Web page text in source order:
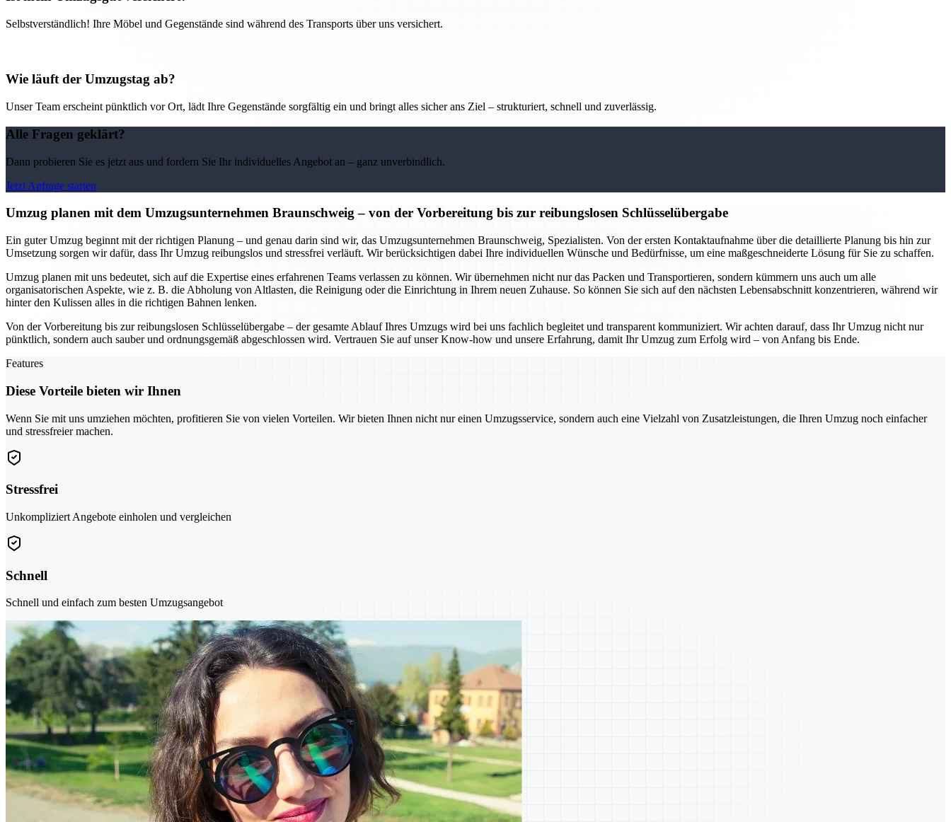
Selbstverständlich! Ihre Möbel und Gegenstände sind während des Transports über uns versichert.
Wie läuft der Umzugstag ab?
Unser Team erscheint pünktlich vor Ort, lädt Ihre Gegenstände sorgfältig ein und bringt alles sicher ans Ziel – strukturiert, schnell und zuverlässig.
Alle Fragen geklärt?
Dann probieren Sie es jetzt aus und fordern Sie Ihr individuelles Angebot an – ganz unverbindlich.
Jetzt Anfrage starten
Umzug planen mit dem Umzugsunternehmen Braunschweig – von der Vorbereitung bis zur reibungslosen Schlüsselübergabe
Ein guter Umzug beginnt mit der richtigen Planung – und genau darin sind wir, das Umzugsunternehmen Braunschweig, Spezialisten. Von der ersten Kontaktaufnahme über die detaillierte Planung bis hin zur
Umsetzung sorgen wir dafür, dass Ihr Umzug reibungslos und stressfrei verläuft. Wir berücksichtigen dabei Ihre individuellen Wünsche und Bedürfnisse, um eine maßgeschneiderte Lösung für Sie zu schaffen.
Umzug planen mit uns bedeutet, sich auf die Expertise eines erfahrenen Teams verlassen zu können. Wir übernehmen nicht nur das Packen und Transportieren, sondern kümmern uns auch um alle
organisatorischen Aspekte, wie z. B. die Abholung von Altlasten, die Reinigung oder die Einrichtung in Ihrem neuen Zuhause. So können Sie sich auf den nächsten Lebensabschnitt konzentrieren, während wir
hinter den Kulissen alles in die richtigen Bahnen lenken.
Von der Vorbereitung bis zur reibungslosen Schlüsselübergabe – der gesamte Ablauf Ihres Umzugs wird bei uns fachlich begleitet und transparent kommuniziert. Wir achten darauf, dass Ihr Umzug nicht nur
pünktlich, sondern auch sauber und ordnungsgemäß abgeschlossen wird. Vertrauen Sie auf unser Know-how und unsere Erfahrung, damit Ihr Umzug zum Erfolg wird – von Anfang bis Ende.
Features
Diese Vorteile bieten wir Ihnen
Wenn Sie mit uns umziehen möchten, profitieren Sie von vielen Vorteilen. Wir bieten Ihnen nicht nur einen Umzugsservice, sondern auch eine Vielzahl von Zusatzleistungen, die Ihren Umzug noch einfacher
und stressfreier machen.
Stressfrei
Unkompliziert Angebote einholen und vergleichen
Schnell
Schnell und einfach zum besten Umzugsangebot